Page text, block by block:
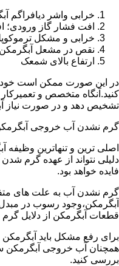
خرابی واشر دیافراگم
افت فشار گاز
خرابی و مشکل
نقص در مشعل آبگرمکن
ارتفاع بالای شمعک
در این صورت ممکن است
کنید.آنگاه متخصص و
تشخیص دهد و در صورت نیاز
گرم نشدن آب خروجی
اصلی ترین و تنهاترین
دلیلی نتواند از عهده گرم
فایده خواهد بود.
گرم نشدن آب به علت های
آبگرمکن،وجود رسوب در
قطعات آبگرمکن از دلایل
برای رفع مشکل باید
همچنان آب خروجی آبگرمکن
بررسی کنید.